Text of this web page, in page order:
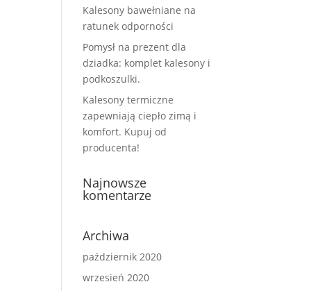
Kalesony bawełniane na
ratunek odporności
Pomysł na prezent dla
dziadka: komplet kalesony i
podkoszulki.
Kalesony termiczne
zapewniają ciepło zimą i
komfort. Kupuj od
producenta!
Najnowsze
komentarze
Archiwa
październik 2020
wrzesień 2020